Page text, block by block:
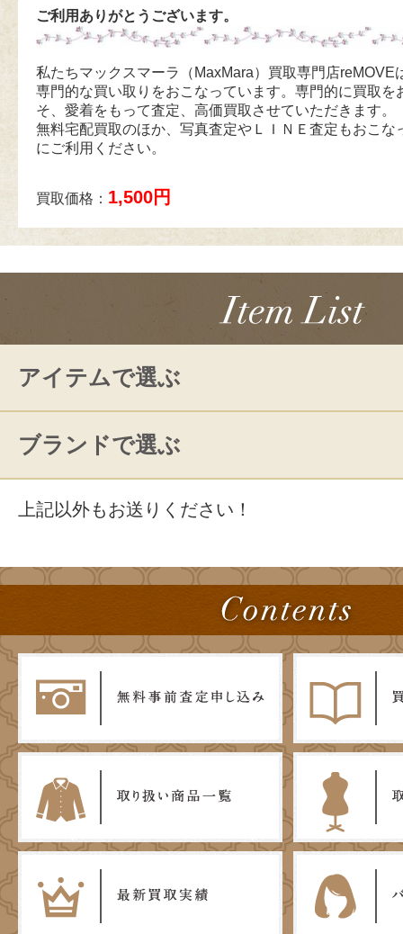
ご利用ありがとうございます。
私たちマックスマーラ（MaxMara）買取専門店reMOVE
専門的な買い取りをおこなっています。専門的に買取を
そ、愛着をもって査定、高価買取させていただきます。
無料宅配買取のほか、写真査定やＬＩＮＥ査定もおこな
にご利用ください。
買取価格： 1,500円
アイテムで選ぶ
ブランドで選ぶ
上記以外もお送りください！